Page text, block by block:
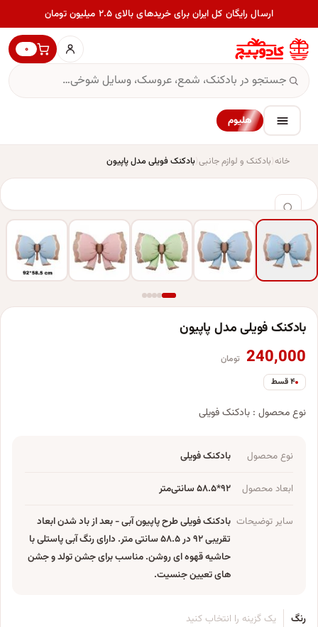
ارسال رایگان کل ایران برای خریدهای بالای ۲.۵ میلیون تومان
۰
هلیوم
خانه بادکنک و لوازم جانبی بادکنک فویلی مدل پاپیون
بادکنک فویلی مدل پاپیون
240,000 تومان
۴ قسط
نوع محصول : بادکنک فویلی
نوع محصول بادکنک فویلی
ابعاد محصول ۹۲*۵۸.۵ سانتی‌متر
سایر توضیحات بادکنک فویلی طرح پاپیون آبی - بعد از باد شدن ابعاد
تقریبی ۹۲ در ۵۸.۵ سانتی متر. دارای رنگ آبی پاستلی با
حاشیه قهوه ای روشن. مناسب برای جشن تولد و جشن
های تعیین جنسیت.
رنگ یک گزینه را انتخاب کنید